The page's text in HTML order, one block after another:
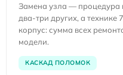
Замена узла — процедура
два-три других, а технике
корпус: сумма всех
модели.
КАСКАД ПОЛОМОК